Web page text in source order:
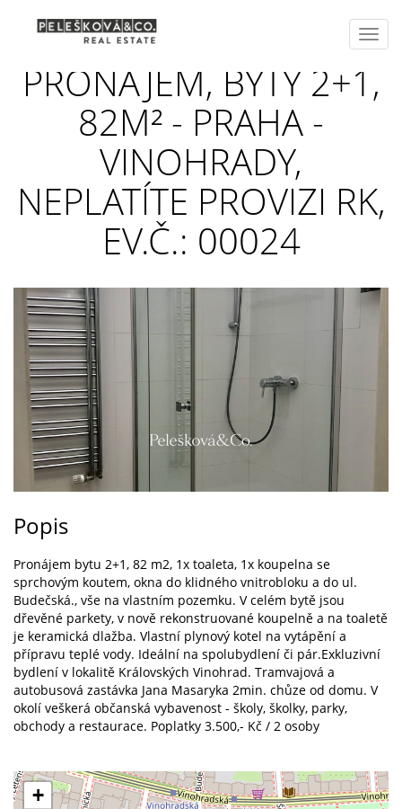
PRONÁJEM, BYTY 2+1,
82M² - PRAHA -
VINOHRADY,
NEPLATÍTE PROVIZI RK,
EV.Č.: 00024
Popis
Pronájem bytu 2+1, 82 m2, 1x toaleta, 1x koupelna se
sprchovým koutem, okna do klidného vnitrobloku a do ul.
Budečská., vše na vlastním pozemku. V celém bytě jsou
dřevěné parkety, v nově rekonstruované koupelně a na toaletě
je keramická dlažba. Vlastní plynový kotel na vytápění a
přípravu teplé vody. Ideální na spolubydlení či pár.Exkluzivní
bydlení v lokalitě Královských Vinohrad. Tramvajová a
autobusová zastávka Jana Masaryka 2min. chůze od domu. V
okolí veškerá občanská vybavenost - školy, školky, parky,
obchody a restaurace. Poplatky 3.500,- Kč / 2 osoby
+